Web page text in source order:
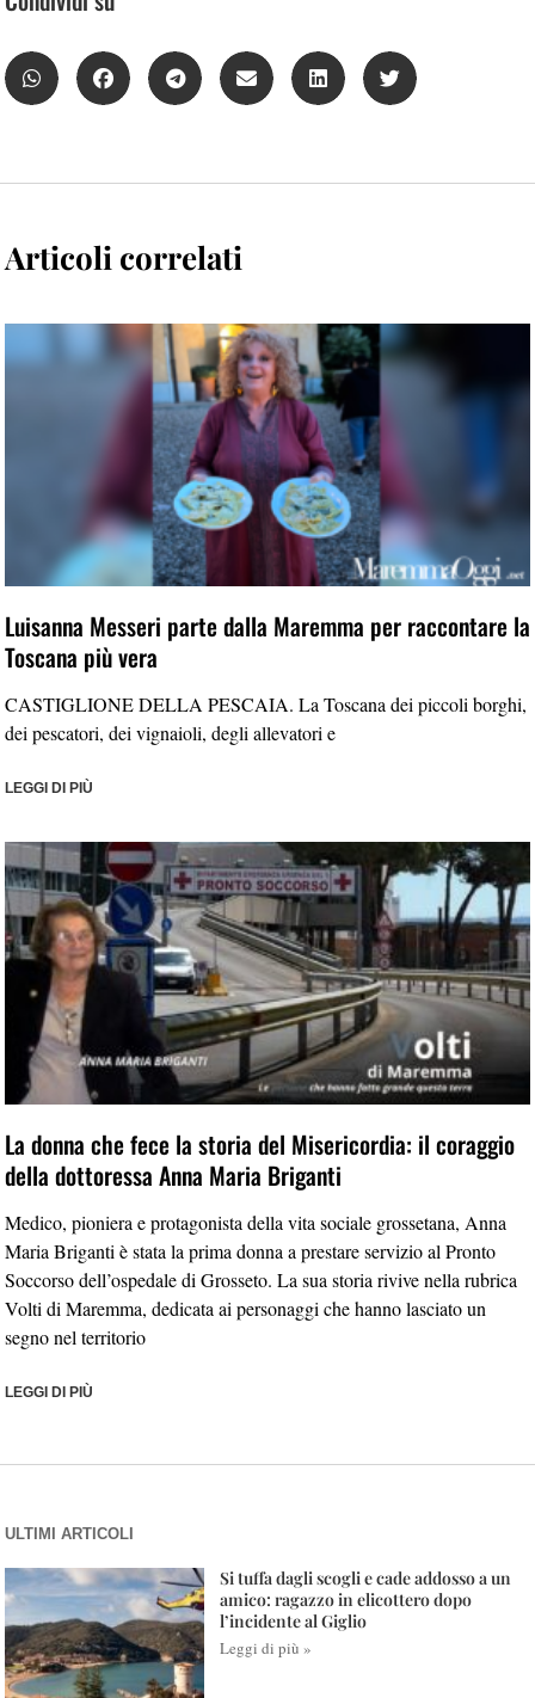
Articoli correlati
Luisanna Messeri parte dalla Maremma per raccontare la
Toscana più vera
CASTIGLIONE DELLA PESCAIA. La Toscana dei piccoli borghi,
dei pescatori, dei vignaioli, degli allevatori e
LEGGI DI PIÙ
La donna che fece la storia del Misericordia: il coraggio
della dottoressa Anna Maria Briganti
Medico, pioniera e protagonista della vita sociale grossetana, Anna
Maria Briganti è stata la prima donna a prestare servizio al Pronto
Soccorso dell’ospedale di Grosseto. La sua storia rivive nella rubrica
Volti di Maremma, dedicata ai personaggi che hanno lasciato un
segno nel territorio
LEGGI DI PIÙ
ULTIMI ARTICOLI
Si tuffa dagli scogli e cade addosso a un
amico: ragazzo in elicottero dopo
l’incidente al Giglio
Leggi di più »